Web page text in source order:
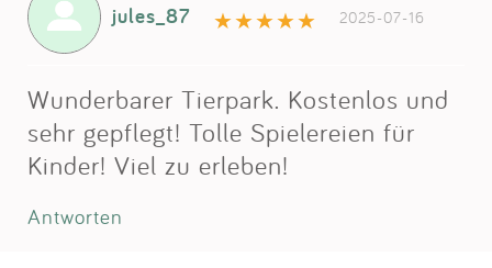
jules_87 2025-07-16
Wunderbarer Tierpark. Kostenlos und
sehr gepflegt! Tolle Spielereien für
Kinder! Viel zu erleben!
Antworten